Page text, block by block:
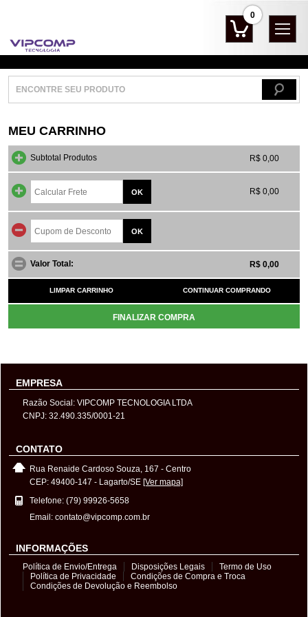
0
MEU CARRINHO
Subtotal Produtos R$ 0,00
R$ 0,00
Valor Total: R$ 0,00
CONTINUAR COMPRANDO
LIMPAR CARRINHO
FINALIZAR COMPRA
EMPRESA
Razão Social: VIPCOMP TECNOLOGIA LTDA
CNPJ: 32.490.335/0001-21
CONTATO
Rua Renaide Cardoso Souza, 167 - Centro
CEP: 49400-147 - Lagarto/SE [Ver mapa]
Telefone: (79) 99926-5658
Email: contato@vipcomp.com.br
INFORMAÇÕES
Política de Envio/Entrega Disposições Legais
Termo de Uso
Política de Privacidade
Condições de Compra e Troca
Condições de Devolução e Reembolso